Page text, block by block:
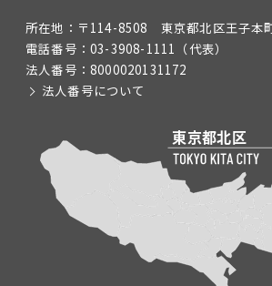
所在地： 〒114-8508 東京都北区王子本
電話番号： 03-3908-1111 （代表）
法人番号： 8000020131172
法人番号について